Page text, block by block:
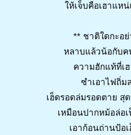
ให้เจ็บคือเฮาแห
** ชาติใดกะอ
หลาบแล้วน้อกับค
ความฮักแท้ที่เฮ
ซำเอาไฟถิ่ม
เฮ็ดรอดล่มรอดตาย สุ
เหมือนปากหม้อล่อ
เอาก้อนถ่านป้อ